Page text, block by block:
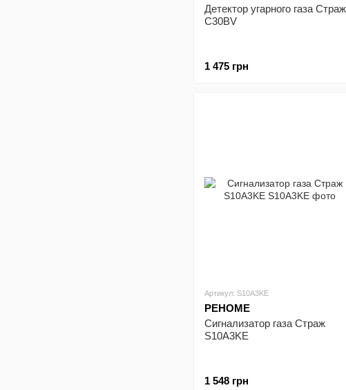
Детектор угарного газа Страж
C30BV
1 475 грн
Артикул: S10A3KE
РЕНОМЕ
Сигнализатор газа Страж
S10A3KE
1 548 грн